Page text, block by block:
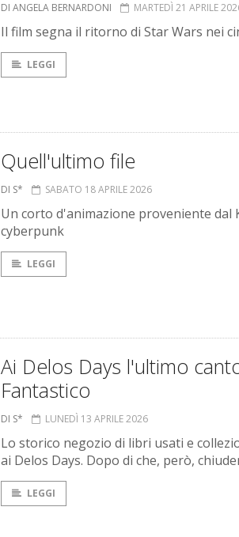
DI ANGELA BERNARDONI MARTEDÌ 21 APRILE
Il film segna il ritorno di Star Wars nei
LEGGI
Quell'ultimo file
DI S* SABATO 18 APRILE 2026
Un corto d'animazione proveniente dal
cyberpunk
LEGGI
Ai Delos Days l'ultimo
Fantastico
DI S* LUNEDÌ 13 APRILE 2026
Lo storico negozio di libri usati e
ai Delos Days. Dopo di che, però,
LEGGI